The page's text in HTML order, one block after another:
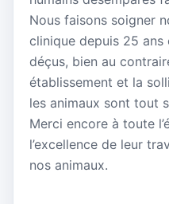
Nous faisons soigner
clinique depuis 25 ans
déçus, bien au
établissement et la
les animaux sont tout
Merci encore à toute
l’excellence de leur
nos animaux.